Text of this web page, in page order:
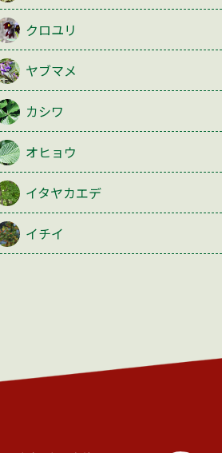
クロユリ
ヤブマメ
カシワ
オヒョウ
イタヤカエデ
イチイ